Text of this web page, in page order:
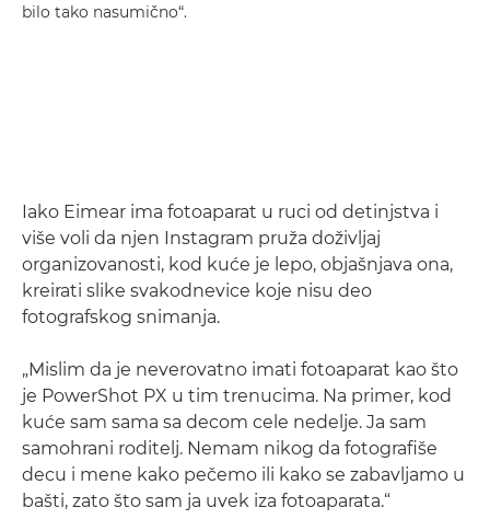
bilo tako nasumično“.
Iako Eimear ima fotoaparat u ruci od detinjstva i
više voli da njen Instagram pruža doživljaj
organizovanosti, kod kuće je lepo, objašnjava ona,
kreirati slike svakodnevice koje nisu deo
fotografskog snimanja.
„Mislim da je neverovatno imati fotoaparat kao što
je PowerShot PX u tim trenucima. Na primer, kod
kuće sam sama sa decom cele nedelje. Ja sam
samohrani roditelj. Nemam nikog da fotografiše
decu i mene kako pečemo ili kako se zabavljamo u
bašti, zato što sam ja uvek iza fotoaparata.“